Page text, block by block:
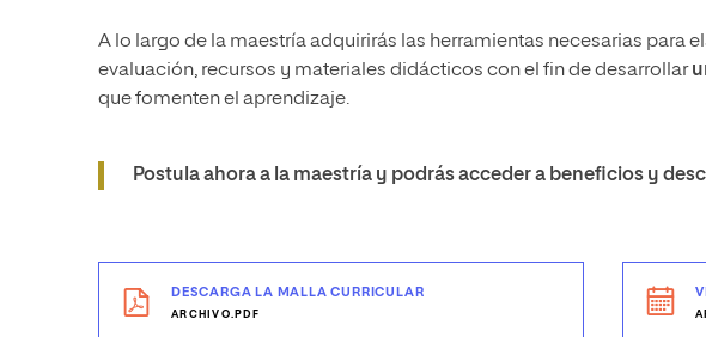
A lo largo de la maestría adquirirás las herramientas necesarias para
evaluación, recursos y materiales didácticos con el fin de desarrollar
que fomenten el aprendizaje.
Postula ahora a la maestría y podrás acceder a beneficios y
DESCARGA LA MALLA CURRICULAR
ARCHIVO.PDF